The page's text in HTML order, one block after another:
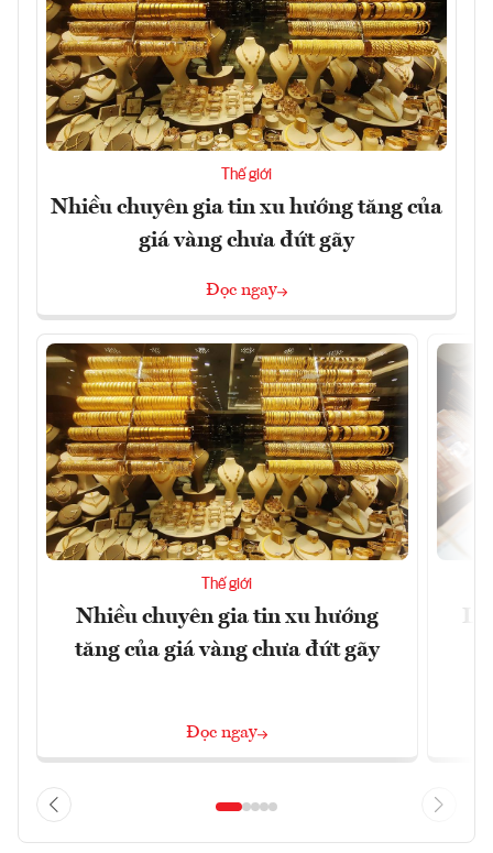
Thế giới
Nhiều chuyên gia tin xu hướng tăng của
giá vàng chưa đứt gãy
Đọc ngay
Thế giới
Nhiều chuyên gia tin xu hướng
tăng của giá vàng chưa đứt gãy
Đọc ngay